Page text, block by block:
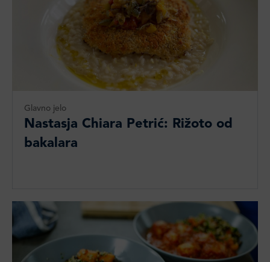
Glavno jelo
Nastasja Chiara Petrić: Rižoto od
bakalara